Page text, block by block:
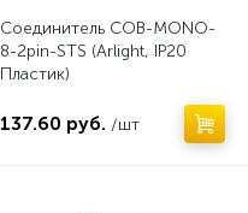
Соединитель COB-MONO-
8-2pin-STS (Arlight, IP20
Пластик)
137.60 руб. /шт